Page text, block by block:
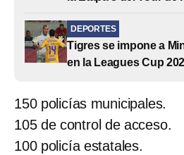
DEPORTES
Tigres se impone a
en la Leagues Cup
150 policías municipales.
105 de control de acceso.
100 policía estatales.